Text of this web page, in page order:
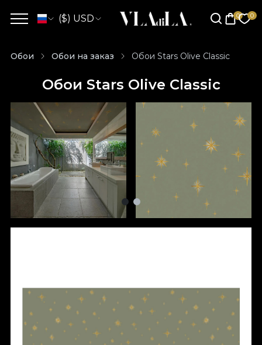
($) USD
Обои Обои на заказ Обои Stars Olive Classic
Обои Stars Olive Classic